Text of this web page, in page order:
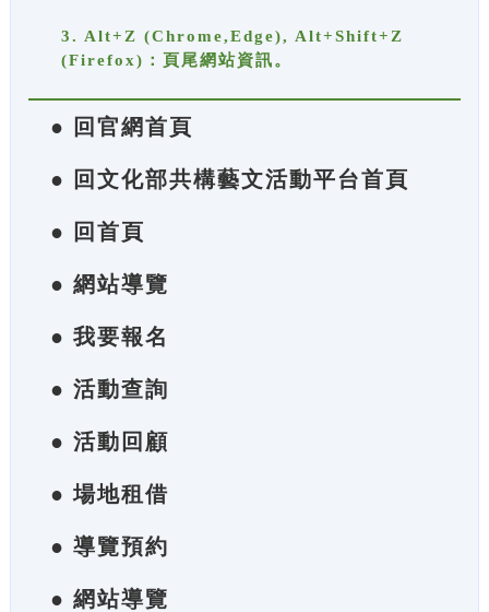
3. Alt+Z (Chrome,Edge), Alt+Shift+Z
(Firefox)：頁尾網站資訊。
● 回官網首頁
● 回文化部共構藝文活動平台首頁
● 回首頁
● 網站導覽
● 我要報名
● 活動查詢
● 活動回顧
● 場地租借
● 導覽預約
● 網站導覽